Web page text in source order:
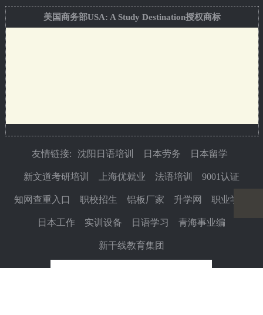
美国商务部USA: A Study Destination授权商标
友情链接: 沈阳日语培训 日本劳务 日本留学
新文道考研培训 上海优就业 法语培训 9001认证
知网查重入口 职校招生 铝板厂家 升学网 职业学校
日本工作 实训设备 日语学习 青海事业编
新干线教育集团